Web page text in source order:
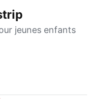
jeunes enfants